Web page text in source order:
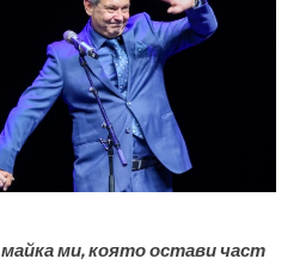
майка ми, която остави част